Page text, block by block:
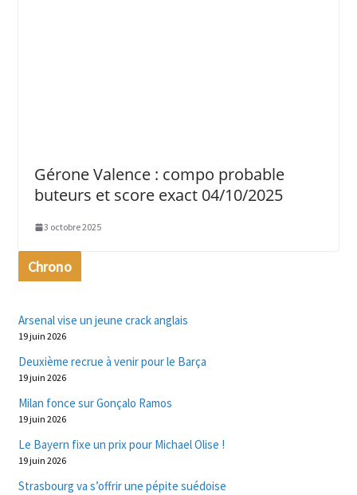
Gérone Valence : compo probable
buteurs et score exact 04/10/2025
3 octobre 2025
Chrono
Arsenal vise un jeune crack anglais
19 juin 2026
Deuxième recrue à venir pour le Barça
19 juin 2026
Milan fonce sur Gonçalo Ramos
19 juin 2026
Le Bayern fixe un prix pour Michael Olise !
19 juin 2026
Strasbourg va s’offrir une pépite suédoise